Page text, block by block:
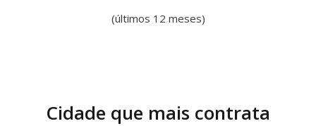
(últimos 12 meses)
Cidade que mais contrata